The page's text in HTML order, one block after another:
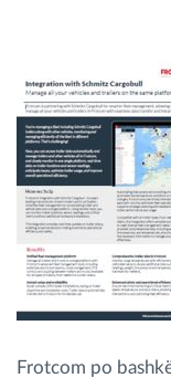
Qasja e
Menaxhimi i
Planifikimi dhe
Identifikim
Zbuloni të
Frotcom po